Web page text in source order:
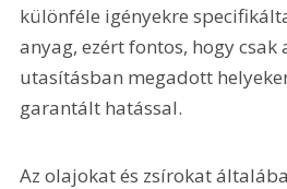
különféle igényekre
anyag, ezért fontos, hogy csak
utasításban megadott
garantált hatással.
Az olajokat és zsírokat